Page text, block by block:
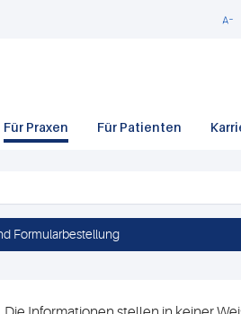
Für Praxen Für Patienten
Formularbestellung